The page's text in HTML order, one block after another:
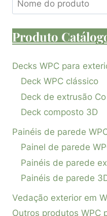
Produto
Decks WPC para
Deck WPC clássico
Deck de extrusão Co
Deck composto 3D
Painéis de parede
Painel de parede
Painéis de parede
Painéis de parede
Vedação exterior em
Outros produtos WPC